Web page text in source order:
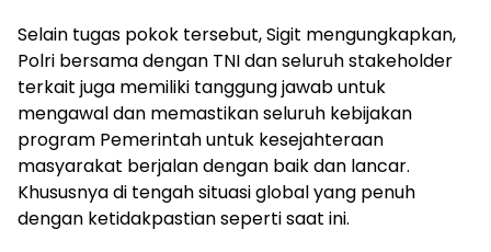
Selain tugas pokok tersebut, Sigit mengungkapkan,
Polri bersama dengan TNI dan seluruh stakeholder
terkait juga memiliki tanggung jawab untuk
mengawal dan memastikan seluruh kebijakan
program Pemerintah untuk kesejahteraan
masyarakat berjalan dengan baik dan lancar.
Khususnya di tengah situasi global yang penuh
dengan ketidakpastian seperti saat ini.